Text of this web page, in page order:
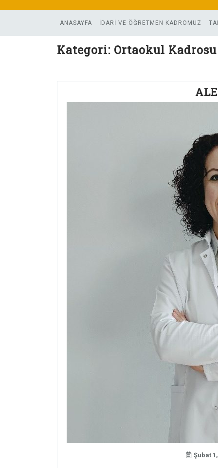
ANASAYFA İDARİ VE ÖĞRETMEN KADROMUZ
Kategori: Ortaokul Kadrosu
Şubat